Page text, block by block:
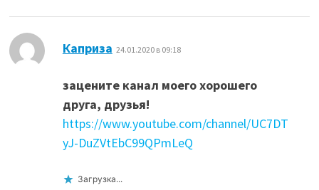
Каприза 24.01.2020 в 09:18
зацените канал моего хорошего
друга, друзья!
https://www.youtube.com/channel/UC7DT
yJ-DuZVtEbC99QPmLeQ
Загрузка...